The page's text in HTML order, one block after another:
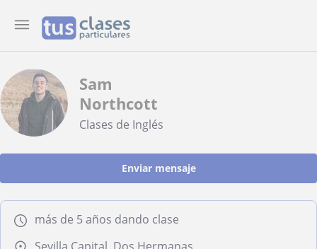
Sam
Northcott
Clases de Inglés
Enviar mensaje
más de 5 años dando clase